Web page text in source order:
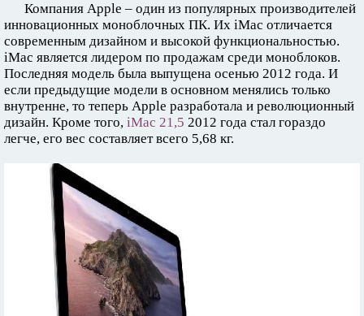
Компания Apple – один из популярных производителей
инновационных моноблочных ПК. Их iMac отличается
современным дизайном и высокой функциональностью.
iMac является лидером по продажам среди моноблоков.
Последняя модель была выпущена осенью 2012 года. И
если предыдущие модели в основном менялись только
внутренне, то теперь Apple разработала и революционный
дизайн. Кроме того, iMac 21,5 2012 года стал гораздо
легче, его вес составляет всего 5,68 кг.